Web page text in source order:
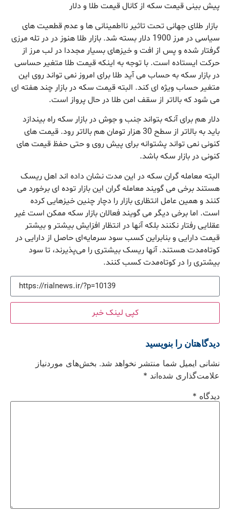
پیش بینی قیمت سکه از کانال قیمت طلا و دلار
بازار طلای جهانی تحت تاثیر نااطمینانی ها و عدم قطعیت های
سیاسی در مرز 1900 دلار بسته شد. بازار طلا هنوز در در تله مرزی
گرفتار شده و پس از افت و خیزهای بسیار مجددا در لب مرز از
حرکت ایستاده است. با توجه به اینکه قیمت طلا متغیر حساسی
در بازار سکه به حساب می آید طلا برای امروز نمی تواند روی این
متغیر حساب ویژه ای کند. البته قیمت سکه در بازار چند هفته ای
می شود که بالاتر از سقف امن طلا در حال پرواز است.
دلار هم برای آنکه بتواند جنب و جوش در بازار سکه راه بیندازد
باید به بالاتر از سطح 30 هزار تومان هم بالاتر رود. قیمت های
کنونی نمی تواند پشتوانه برای پیش روی و حتی حفظ قیمت های
کنونی در بازار سکه باشد.
البته معامله گران سکه در این مدت نشان داده اند اهل ریسک
هستند برخی می گویند معامله گران این بازار توده ای برخورد می
کنند و همین عامل انتظاری بازار را دچار چنین خیزهایی کرده
است. اما برخی دیگر می گویند فعالان بازار سکه ممکن است غیر
عقلایی رفتار نکنند بلکه آنها در انتظار افزایش بیشتر و بیشتر
قیمت دارایی و بنابراین کسب سود سرمایه‌ای حاصل از دارایی در
کوتاه‌مدت هستند. آنها ریسک بیشتری را می‌پذیرند، تا سود
بیشتری را در کوتاه‌مدت کسب کنند.
کپی لینک خبر
دیدگاهتان را بنویسید
نشانی ایمیل شما منتشر نخواهد شد. بخش‌های موردنیاز
علامت‌گذاری شده‌اند *
دیدگاه *